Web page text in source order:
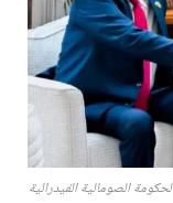
الصومالية الفيدرالية